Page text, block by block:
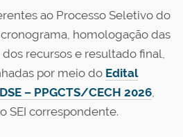
ao Processo Seletivo do
homologação das
recursos e resultado final,
por meio do Edital
– PPGCTS/CECH 2026,
SEI correspondente.